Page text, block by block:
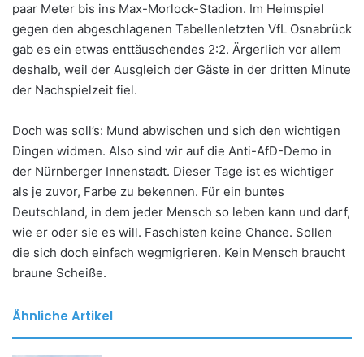
paar Meter bis ins Max-Morlock-Stadion. Im Heimspiel
gegen den abgeschlagenen Tabellenletzten VfL Osnabrück
gab es ein etwas enttäuschendes 2:2. Ärgerlich vor allem
deshalb, weil der Ausgleich der Gäste in der dritten Minute
der Nachspielzeit fiel.
Doch was soll’s: Mund abwischen und sich den wichtigen
Dingen widmen. Also sind wir auf die Anti-AfD-Demo in
der Nürnberger Innenstadt. Dieser Tage ist es wichtiger
als je zuvor, Farbe zu bekennen. Für ein buntes
Deutschland, in dem jeder Mensch so leben kann und darf,
wie er oder sie es will. Faschisten keine Chance. Sollen
die sich doch einfach wegmigrieren. Kein Mensch braucht
braune Scheiße.
Ähnliche Artikel